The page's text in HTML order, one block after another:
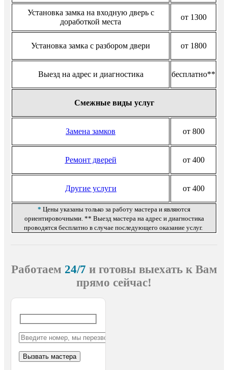
Установка замка на входную дверь с
доработкой места
от 1300
Установка замка с разбором двери от 1800
Выезд на адрес и диагностика бесплатно**
Смежные виды услуг
Замена замков от 800
Ремонт дверей от 400
Другие услуги от 400
* Цены указаны только за работу мастера и являются
ориентировочными. ** Выезд мастера на адрес и диагностика
проводятся бесплатно в случае последующего оказание услуг.
Работаем 24/7 и готовы выехать к Вам
прямо сейчас!